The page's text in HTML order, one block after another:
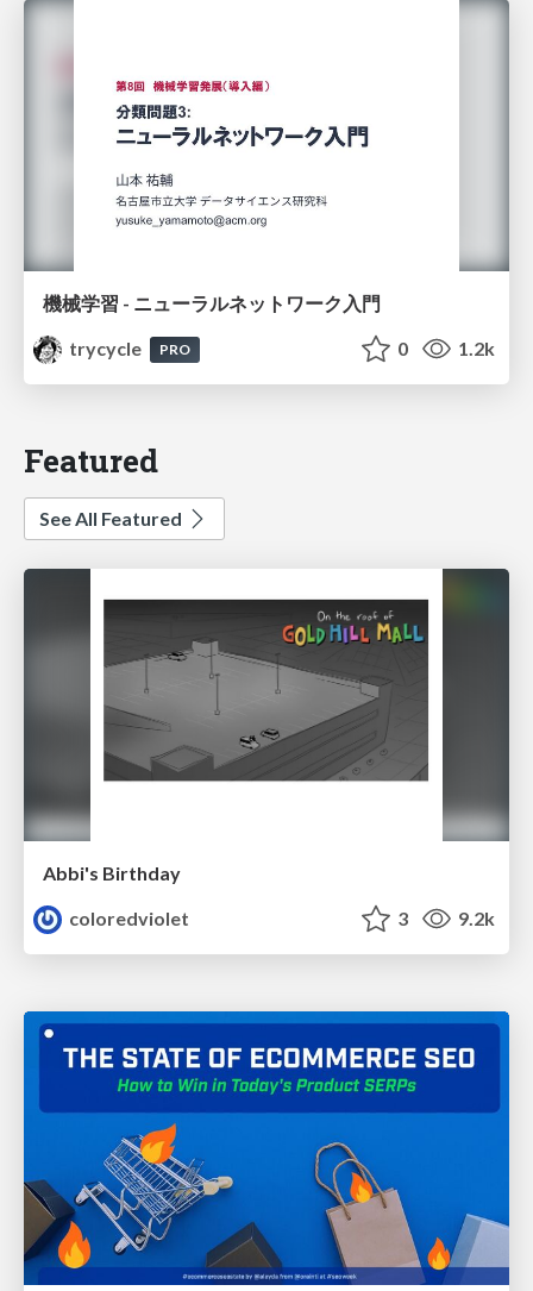
機械学習 - ニューラルネットワーク入門
trycycle
PRO 0 1.2k
Featured
See All Featured
Abbi's Birthday
coloredviolet
3 9.2k